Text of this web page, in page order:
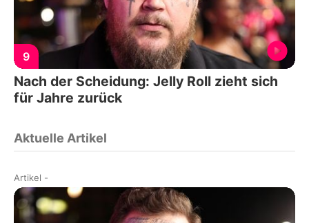
9
Nach der Scheidung: Jelly Roll zieht sich
für Jahre zurück
Aktuelle Artikel
Artikel -